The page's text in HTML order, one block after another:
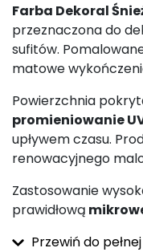
Farba Dekoral
przeznaczona do
sufitów.
matowe
Powierzchnia
promieniowanie
upływem czasu.
renowacyjnego
Zastosowanie
prawidłową
Przewiń do